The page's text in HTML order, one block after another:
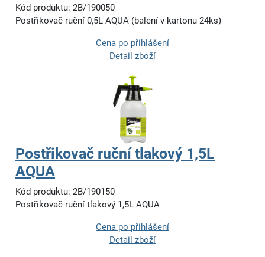
Kód produktu: 2B/190050
Postřikovač ruční 0,5L AQUA (balení v kartonu 24ks)
Cena po přihlášení
Detail zboží
Postřikovač ruční tlakový 1,5L
AQUA
Kód produktu: 2B/190150
Postřikovač ruční tlakový 1,5L AQUA
Cena po přihlášení
Detail zboží